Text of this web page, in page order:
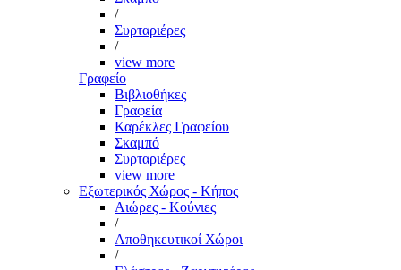
/
Συρταριέρες
/
view more
Γραφείο
Βιβλιοθήκες
Γραφεία
Καρέκλες Γραφείου
Σκαμπό
Συρταριέρες
view more
Εξωτερικός Χώρος - Κήπος
Αιώρες - Κούνιες
/
Αποθηκευτικοί Χώροι
/